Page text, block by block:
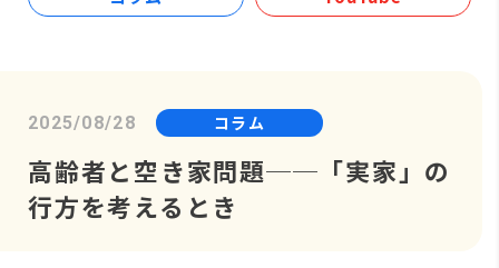
2025/08/28 コラム
高齢者と空き家問題──「実家」の
行方を考えるとき